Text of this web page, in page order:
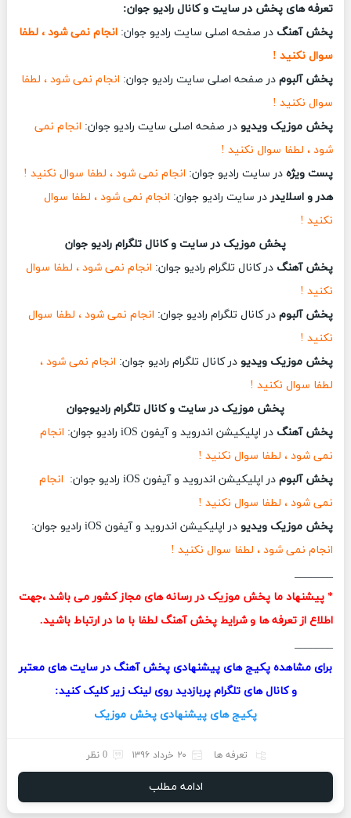
تعرفه های پخش در سایت و کانال رادیو جوان:
پخش آهنگ در صفحه اصلی سایت رادیو جوان: انجام نمی شود ، لطفا
سوال نکنید !
پخش آلبومدر صفحه اصلی سایت رادیو جوان: انجام نمی شود ، لطفا
سوال نکنید !
پخش موزیک ویدیودر صفحه اصلی سایت رادیو جوان: انجام نمی
شود ، لطفا سوال نکنید !
پست ویژهدر سایت رادیو جوان: انجام نمی شود ، لطفا سوال نکنید !
هدر و اسلایدردر سایت رادیو جوان: انجام نمی شود ، لطفا سوال
نکنید !
پخش موزیک در سایت و کانال تلگرام رادیو جوان
پخش آهنگ در کانال تلگرام رادیو جوان: انجام نمی شود ، لطفا سوال
نکنید !
پخش آلبومدر کانال تلگرام رادیو جوان: انجام نمی شود ، لطفا سوال
نکنید !
پخش موزیک ویدیودر کانال تلگرام رادیو جوان: انجام نمی شود ،
لطفا سوال نکنید !
پخش موزیک در سایت و کانال تلگرام رادیوجوان
پخش آهنگ در اپلیکیشن اندروید و آیفون iOS رادیو جوان:
انجام
نمی شود ، لطفا سوال نکنید !
پخش آلبومدر اپلیکیشن اندروید و آیفون iOS رادیو جوان:
انجام
نمی شود ، لطفا سوال نکنید !
پخش موزیک ویدیودر اپلیکیشن اندروید و آیفون iOS رادیو جوان:
انجام نمی شود ، لطفا سوال نکنید !
_______
* پیشنهاد ما پخش موزیک در رسانه های مجاز کشور می باشد ،جهت
اطلاع از تعرفه ها و شرایط پخش آهنگ لطفا با ما در ارتباط باشید.
_______
برای مشاهده پکیج های پیشنهادی پخش آهنگ در سایت های معتبر
و کانال های تلگرام پربازدید روی لینک زیر کلیک کنید:
پکیج های پیشنهادی پخش موزیک
تعرفه ها ۲۰ خرداد ۱۳۹۶ 0 نظر
ادامه مطلب